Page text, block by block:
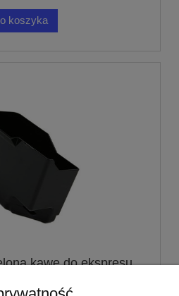
koszyka
kawę do ekspresu